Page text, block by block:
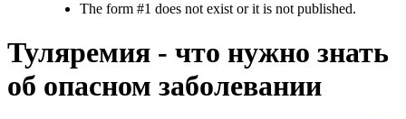
The form #1 does not exist or it is not published.
Туляремия - что нужно знать
об опасном заболевании